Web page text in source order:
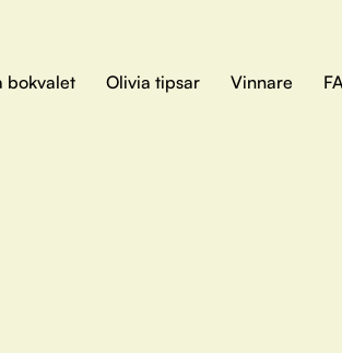
bokvalet Olivia tipsar Vinnare